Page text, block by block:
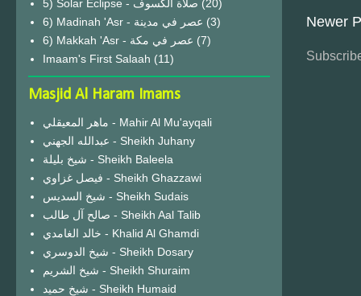
Newer
(20)
6) Madinah 'Asr - عصر في مدينة (3)
6) Makkah 'Asr - عصر في مكة (7)
Imaam's First Salaah (11)
Masjid Al Haram Imams
ماهر المعيقلي - Mahir Al Mu'ayqali
عبدالله الجهني - Sheikh Juhany
شيخ بليلة - Sheikh Baleela
فيصل غزاوي - Sheikh Ghazzawi
شيخ السديس - Sheikh Sudais
صالح آل طالب - Sheikh Aal Talib
خالد الغامدي - Khalid Al Ghamdi
شيخ الدوسري - Sheikh Dosary
شيخ الشريم - Sheikh Shuraim
شيخ حميد - Sheikh Humaid